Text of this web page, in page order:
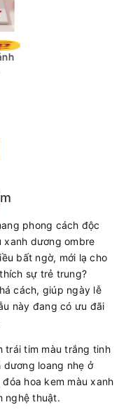
phong cách độc
xanh dương ombre
bất ngờ, mới lạ cho
sự trẻ trung?
cách, giúp ngày lễ
này đang có ưu đãi
trái tim màu trắng tinh
dương loang nhẹ ở
hoa kem màu xanh
nghệ thuật.